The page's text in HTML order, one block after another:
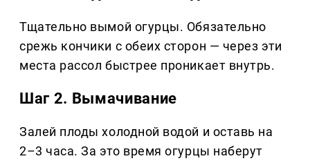
Тщательно вымой огурцы. Обязательно
срежь кончики с обеих сторон — через эти
места рассол быстрее проникает внутрь.
Шаг 2. Вымачивание
Залей плоды холодной водой и оставь на
2–3 часа. За это время огурцы наберут